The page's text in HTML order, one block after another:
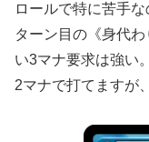
ロールで特に苦手
ターン目の《身代
い3マナ要求は強い
2マナで打てますが